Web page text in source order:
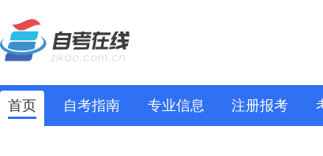
首页 自考指南 专业信息 注册报考